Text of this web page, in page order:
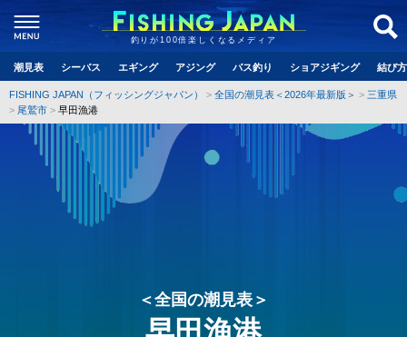
釣りが100倍楽しくなるメディア
潮見表 シーバス エギング アジング バス釣り ショアジギング 結び
FISHING JAPAN（フィッシングジャパン） 全国の潮見表＜2026年最新版＞
三重県
尾鷲市
早田漁港
＜全国の潮見表＞